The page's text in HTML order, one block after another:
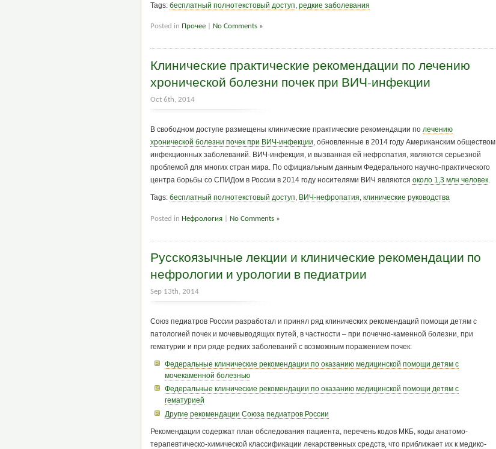
Tags: бесплатный полнотекстовый доступ, редкие заболевания
Posted in Прочее| No Comments »
Клинические практические рекомендации по лечению
хронической болезни почек при ВИЧ-инфекции
Oct 6th, 2014
В свободном доступе размещены клинические практические рекомендации по лечению
хронической болезни почек при ВИЧ-инфекции, обновленные в 2014 году Американским обществом
инфекционных заболеваний. ВИЧ-инфекция, и вызванная ей нефропатия, являются серьезной
проблемой для многих стран мира. По официальным данным Федерального научно-практического
центра борьбы со СПИДом в России в 2014 году носителями ВИЧ являются около 1,3 млн человек.
Tags: бесплатный полнотекстовый доступ, ВИЧ-нефропатия, клинические руководства
Posted in Нефрология| No Comments »
Русскоязычные лекции и клинические рекомендации по
нефрологии и урологии в педиатрии
Sep 13th, 2014
Союз педиатров России разработал и принял ряд клинических рекомендаций помощи детям с
патологией почек и мочевыводящих путей, в частности – при почечно-каменной болезни, при
гематурии и при ряде редких заболеваний с возможным поражением почек:
Федеральные клинические рекомендации по оказанию медицинской помощи детям с
мочекаменной болезнью
Федеральные клинические рекомендации по оказанию медицинской помощи детям с
гематурией
Другие рекомендации Союза педиатров России
Рекомендации содержат план обследования пациента, перечень кодов МКБ, коды анатомо-
терапевтическо-химической классификации лекарственных средств, что приближает их к медико-